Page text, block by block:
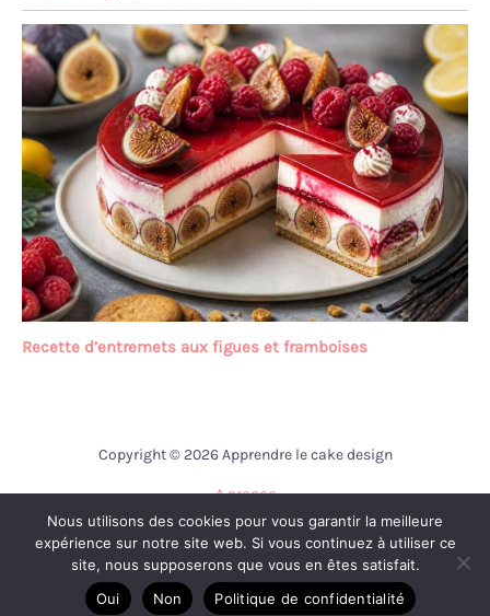
Recette d’entremets aux figues et framboises
Copyright © 2026 Apprendre le cake design
A propos
Contact
Mentions légales
Politique de confidentialité
Nous utilisons des cookies pour vous garantir la meilleure
expérience sur notre site web. Si vous continuez à utiliser ce
site, nous supposerons que vous en êtes satisfait.
Oui
Non Politique de confidentialité